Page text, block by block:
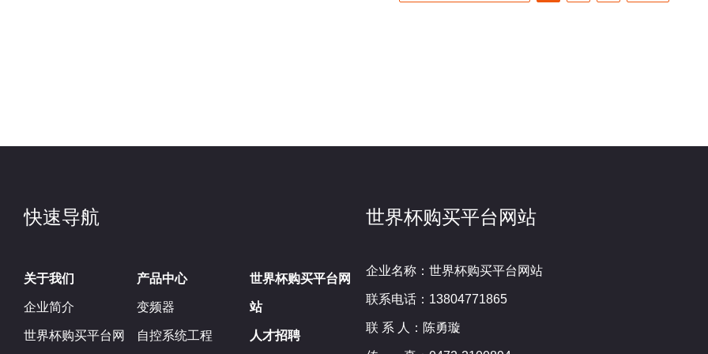
快速导航
关于我们
企业简介
世界杯购买平台网
产品中心
变频器
自控系统工程
世界杯购买平台网
站
人才招聘
世界杯购买平台网站
企业名称：世界杯购买平台网站
联系电话：13804771865
联 系 人：陈勇璇